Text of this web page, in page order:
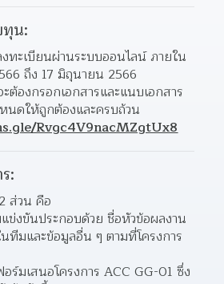
น:
ทะเบียนผ่านระบบออนไลน์ ภายใน
ถึง 17 มิถุนายน 2566
องกรอกเอกสารและแนบเอกสาร
นดให้ถูกต้องและครบถ้วน
Rvgc4V9nacMZgtUx8
:
ส่วน คือ
ข่งขันประกอบด้วย ชื่อหัวข้อผลงาน
มและข้อมูลอื่น ๆ ตามที่โครงการ
ร์มเสนอโครงการ ACC GG-01 ซึ่ง